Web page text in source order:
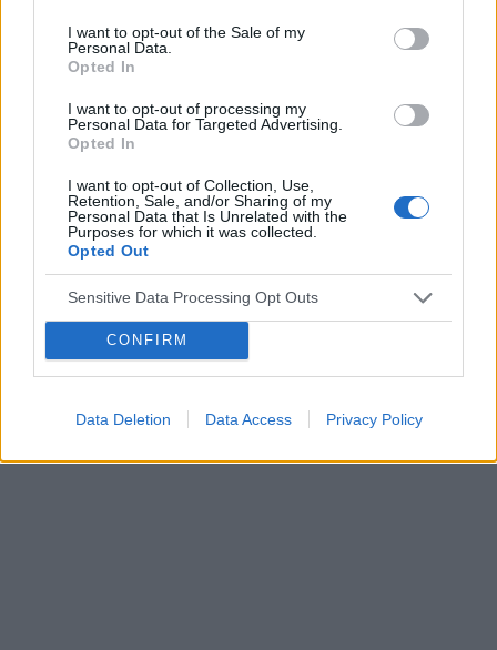
I want to opt-out of the Sale of my
Personal Data.
Opted In
I want to opt-out of processing my
Personal Data for Targeted Advertising.
Opted In
I want to opt-out of Collection, Use,
Retention, Sale, and/or Sharing of my
Personal Data that Is Unrelated with the
Purposes for which it was collected.
Opted Out
Sensitive Data Processing Opt Outs
CONFIRM
Data Deletion Data Access Privacy Policy
Bakteryjne choroby weneryczne